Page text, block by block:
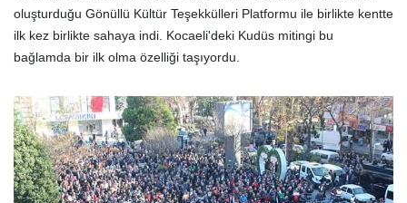
oluşturduğu Gönüllü Kültür Teşekkülleri Platformu ile birlikte kentte
ilk kez birlikte sahaya indi. Kocaeli'deki Kudüs mitingi bu
bağlamda bir ilk olma özelliği taşıyordu.